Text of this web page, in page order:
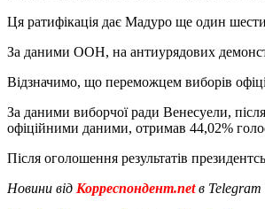
Ця ратифікація дає Мадуро ще один
За даними ООН, на антиурядових
Відзначимо, що переможцем виборів
За даними виборчої ради Венесуели,
офіційними даними, отримав 44,02%
Після оголошення результатів
Новини від Корреспондент.netв